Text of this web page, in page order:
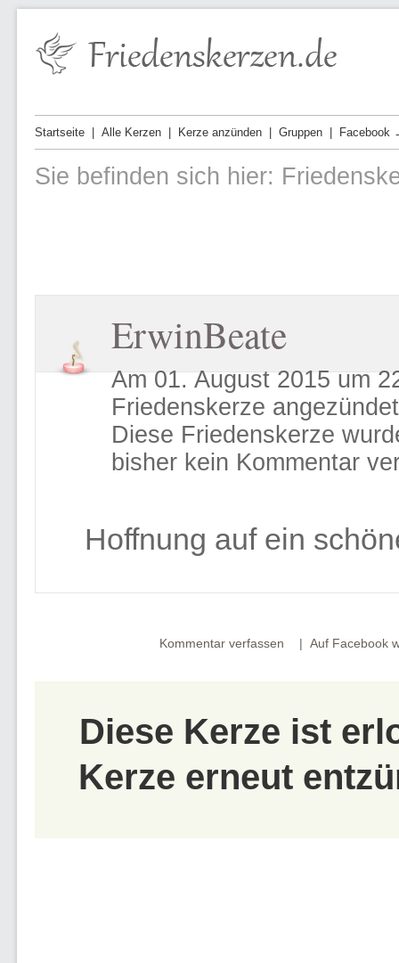
Startseite Alle Kerzen Kerze anzünden Gruppen Facebook
Sie befinden sich hier:
ErwinBeate
Am 01. August 2015 um
Friedenskerze
Diese Friedenskerze
bisher kein Kommentar
Hoffnung auf ein
Kommentar verfassen Auf Facebook
Diese Kerze ist
Kerze erneut